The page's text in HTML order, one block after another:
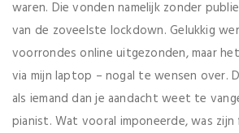
waren. Die vonden namelijk zonder
van de zoveelste lockdown. Gelukkig
voorrondes online uitgezonden, maar
via mijn laptop – nogal te wensen over.
als iemand dan je aandacht weet te
pianist. Wat vooral imponeerde, was zijn